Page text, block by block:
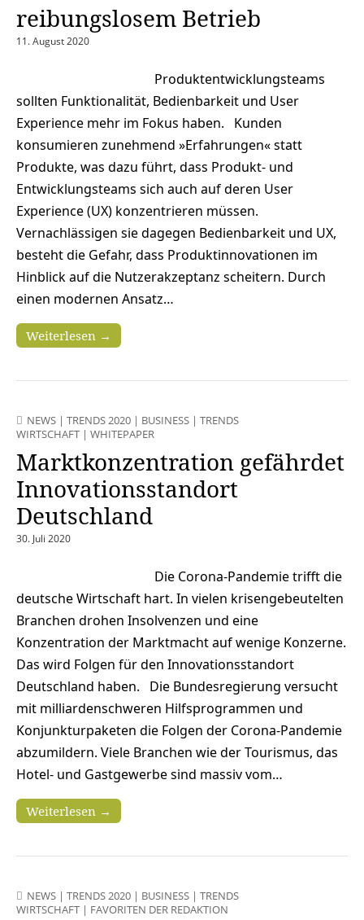
reibungslosem Betrieb
11. August 2020
Produktentwicklungsteams
sollten Funktionalität, Bedienbarkeit und User
Experience mehr im Fokus haben. Kunden
konsumieren zunehmend »Erfahrungen« statt
Produkte, was dazu führt, dass Produkt- und
Entwicklungsteams sich auch auf deren User
Experience (UX) konzentrieren müssen.
Vernachlässigen sie dagegen Bedienbarkeit und UX,
besteht die Gefahr, dass Produktinnovationen im
Hinblick auf die Nutzerakzeptanz scheitern. Durch
einen modernen Ansatz…
Weiterlesen →
NEWS | TRENDS 2020 | BUSINESS | TRENDS
WIRTSCHAFT | WHITEPAPER
Marktkonzentration gefährdet
Innovationsstandort
Deutschland
30. Juli 2020
Die Corona-Pandemie trifft die
deutsche Wirtschaft hart. In vielen krisengebeutelten
Branchen drohen Insolvenzen und eine
Konzentration der Marktmacht auf wenige Konzerne.
Das wird Folgen für den Innovationsstandort
Deutschland haben. Die Bundesregierung versucht
mit milliardenschweren Hilfsprogrammen und
Konjunkturpaketen die Folgen der Corona-Pandemie
abzumildern. Viele Branchen wie der Tourismus, das
Hotel- und Gastgewerbe sind massiv vom…
Weiterlesen →
NEWS | TRENDS 2020 | BUSINESS | TRENDS
WIRTSCHAFT | FAVORITEN DER REDAKTION